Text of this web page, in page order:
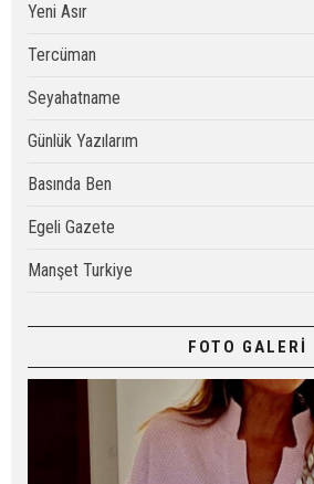
Yeni Asır
Tercüman
Seyahatname
Günlük Yazılarım
Basında Ben
Egeli Gazete
Manşet Turkiye
FOTO GALERİ